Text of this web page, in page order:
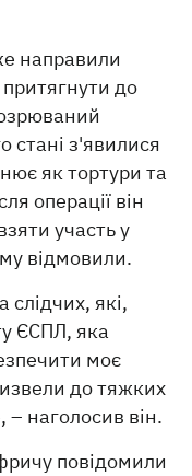
направили
до
стані з'явилися
як тортури та
операції він
участь у
відмовили.
які,
ЄСПЛ, яка
моє
до тяжких
– наголосив він.
повідомили